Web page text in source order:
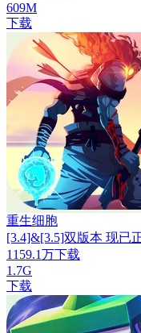
609M
下载
重生细胞
[3.4]&[3.5]双版本 现已
1159.1万下载
1.7G
下载